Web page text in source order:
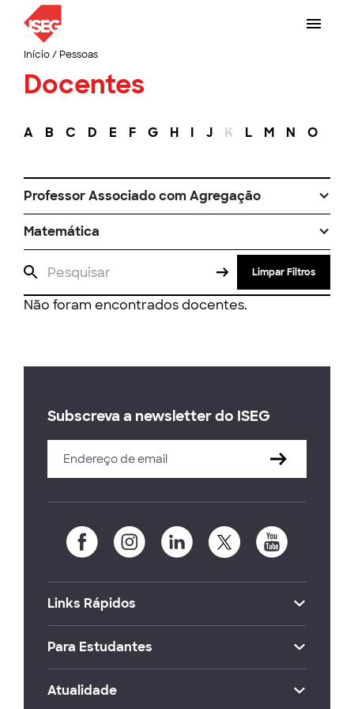
Início/ Pessoas
Docentes
A B C D E F G H I J K L M N O
Professor Associado com Agregação
Matemática
Limpar Filtros
Não foram encontrados docentes.
Subscreva a newsletter do ISEG
Links Rápidos
Para Estudantes
Atualidade